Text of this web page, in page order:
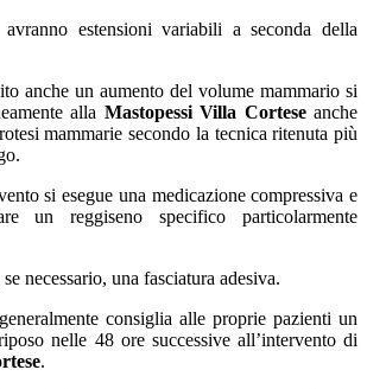
estensioni variabili a seconda della
anche un aumento del volume mammario si
alla Mastopessi Villa Corteseanche
mammarie secondo la tecnica ritenuta più
si esegue una medicazione compressiva e
un reggiseno specifico particolarmente
necessario, una fasciatura adesiva.
consiglia alle proprie pazienti un
nelle 48 ore successive all’intervento di
.